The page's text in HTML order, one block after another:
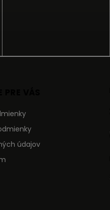
údajov